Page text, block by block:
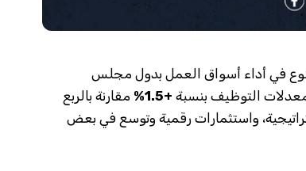
لعام 2025 عن مشهد متنوع في أداء أسواق العمل بدول مجلس
التوظيف بنسبة +1.5%
مقارنة بالربع
استراتيجية، واستثمارات رقمية وتوسع في بعض